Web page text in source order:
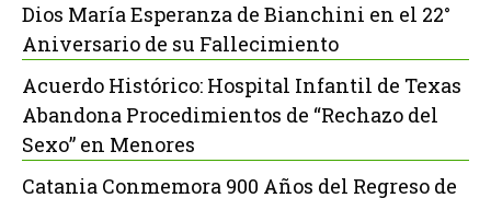
Dios María Esperanza de Bianchini en el 22°
Aniversario de su Fallecimiento
Acuerdo Histórico: Hospital Infantil de Texas
Abandona Procedimientos de “Rechazo del
Sexo” en Menores
Catania Conmemora 900 Años del Regreso de